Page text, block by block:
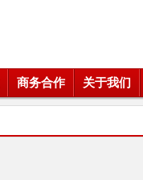
商务合作 关于我们